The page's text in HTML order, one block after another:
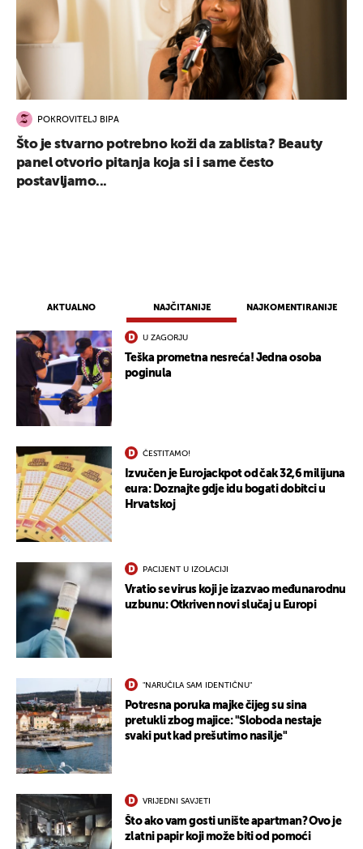
AKTUALNO NAJČITANIJE NAJKOMENTIRANIJE
U ZAGORJU
Teška prometna nesreća! Jedna osoba
poginula
ČESTITAMO!
Izvučen je Eurojackpot od čak 32,6 milijuna
eura: Doznajte gdje idu bogati dobitci u
Hrvatskoj
PACIJENT U IZOLACIJI
Vratio se virus koji je izazvao međunarodnu
uzbunu: Otkriven novi slučaj u Europi
"NARUČILA SAM IDENTIČNU"
Potresna poruka majke čijeg su sina
pretukli zbog majice: "Sloboda nestaje
svaki put kad prešutimo nasilje"
VRIJEDNI SAVJETI
Što ako vam gosti unište apartman? Ovo je
zlatni papir koji može biti od pomoći
POKROVITELJ BIPA
Što je stvarno potrebno koži da zablista? Beauty
panel otvorio pitanja koja si i same često
postavljamo...
UKLJUČITE NOTIFIKACIJE